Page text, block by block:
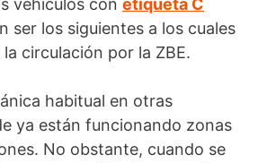
vehículos con etiqueta C
ser los siguientes a los cuales
circulación por la ZBE.
habitual en otras
ya están funcionando zonas
No obstante, cuando se